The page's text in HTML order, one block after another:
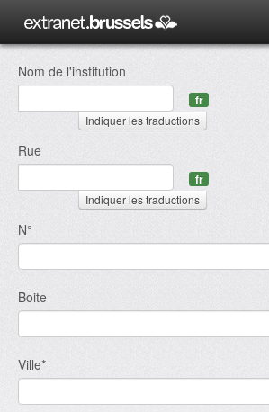
Langue
Nom de l'institution
fr
Indiquer les traductions
en
Masquer les traductions
Rue
fr
Indiquer les traductions
N°
Boite
Ville*